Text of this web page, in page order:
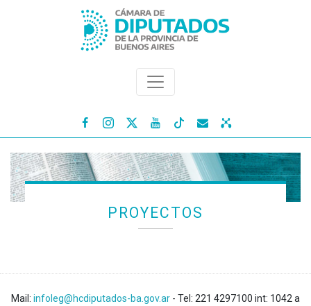
   
PROYECTOS
Mail: infoleg@hcdiputados-ba.gov.ar - Tel: 221 4297100 int: 1042 a